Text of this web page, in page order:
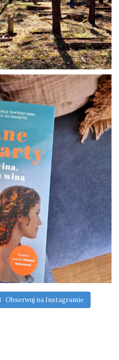
Obserwuj na Instagramie